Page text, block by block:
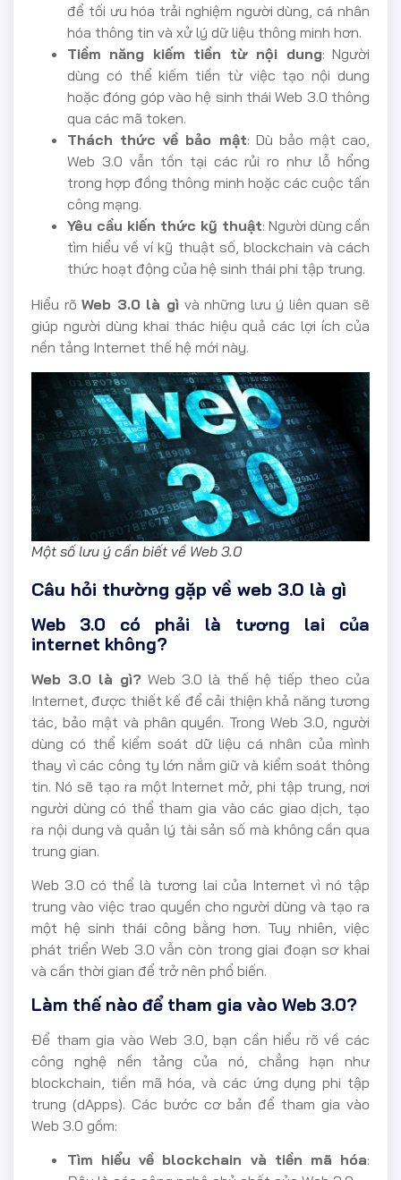
để tối ưu hóa trải nghiệm người dùng, cá nhân
hóa thông tin và xử lý dữ liệu thông minh hơn.
Tiềm năng kiếm tiền từ nội dung: Người
dùng có thể kiếm tiền từ việc tạo nội dung
hoặc đóng góp vào hệ sinh thái Web 3.0 thông
qua các mã token.
Thách thức về bảo mật: Dù bảo mật cao,
Web 3.0 vẫn tồn tại các rủi ro như lỗ hổng
trong hợp đồng thông minh hoặc các cuộc tấn
công mạng.
Yêu cầu kiến thức kỹ thuật: Người dùng cần
tìm hiểu về ví kỹ thuật số, blockchain và cách
thức hoạt động của hệ sinh thái phi tập trung.
Hiểu rõWeb 3.0 là gìvà những lưu ý liên quan sẽ
giúp người dùng khai thác hiệu quả các lợi ích của
nền tảng Internet thế hệ mới này.
Một số lưu ý cần biết về Web 3.0
Câu hỏi thường gặp về web 3.0 là gì
Web 3.0 có phải là tương lai của
internet không?
Web 3.0 là gì? Web 3.0 là thế hệ tiếp theo của
Internet, được thiết kế để cải thiện khả năng tương
tác, bảo mật và phân quyền. Trong Web 3.0, người
dùng có thể kiểm soát dữ liệu cá nhân của mình
thay vì các công ty lớn nắm giữ và kiểm soát thông
tin. Nó sẽ tạo ra một Internet mở, phi tập trung, nơi
người dùng có thể tham gia vào các giao dịch, tạo
ra nội dung và quản lý tài sản số mà không cần qua
trung gian.
Web 3.0 có thể là tương lai của Internet vì nó tập
trung vào việc trao quyền cho người dùng và tạo ra
một hệ sinh thái công bằng hơn. Tuy nhiên, việc
phát triển Web 3.0 vẫn còn trong giai đoạn sơ khai
và cần thời gian để trở nên phổ biến.
Làm thế nào để tham gia vào Web 3.0?
Để tham gia vào Web 3.0, bạn cần hiểu rõ về các
công nghệ nền tảng của nó, chẳng hạn như
blockchain, tiền mã hóa, và các ứng dụng phi tập
trung (dApps). Các bước cơ bản để tham gia vào
Web 3.0 gồm:
Tìm hiểu về blockchain và tiền mã hóa: